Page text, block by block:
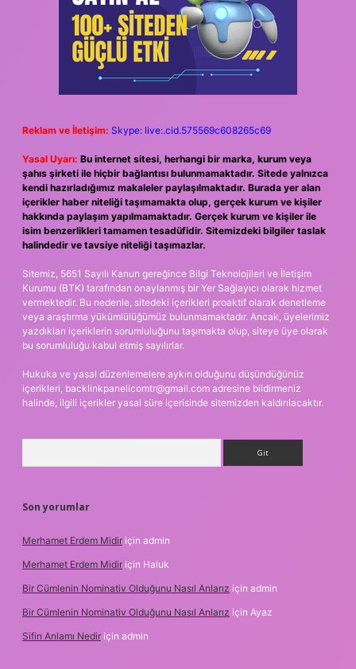
Reklam ve İletişim: Skype: live:.cid.575569c608265c69
Yasal Uyarı: Bu internet sitesi, herhangi bir marka, kurum veya
şahıs şirketi ile hiçbir bağlantısı bulunmamaktadır. Sitede yalnızca
kendi hazırladığımız makaleler paylaşılmaktadır. Burada yer alan
içerikler haber niteliği taşımamakta olup, gerçek kurum ve kişiler
hakkında paylaşım yapılmamaktadır. Gerçek kurum ve kişiler ile
isim benzerlikleri tamamen tesadüfidir. Sitemizdeki bilgiler taslak
halindedir ve tavsiye niteliği taşımazlar.
Sitemiz, 5651 Sayılı Kanun gereğince Bilgi Teknolojileri ve İletişim
Kurumu (BTK) tarafından onaylanmış bir Yer Sağlayıcı olarak hizmet
vermektedir. Bu nedenle, sitedeki içerikleri proaktif olarak denetleme
veya araştırma yükümlülüğümüz bulunmamaktadır. Ancak, üyelerimiz
yazdıkları içeriklerin sorumluluğunu taşımakta olup, siteye üye olarak
bu sorumluluğu kabul etmiş sayılırlar.
Hukuka ve yasal düzenlemelere aykırı olduğunu düşündüğünüz
içerikleri, backlinkpanelicomtr@gmail.com adresine bildirmeniz
halinde, ilgili içerikler yasal süre içerisinde sitemizden kaldırılacaktır.
Son yorumlar
Merhamet Erdem Midir için admin
Merhamet Erdem Midir için Haluk
Bir Cümlenin Nominativ Olduğunu Nasıl Anlarız için admin
Bir Cümlenin Nominativ Olduğunu Nasıl Anlarız için Ayaz
Sifin Anlamı Nedir için admin